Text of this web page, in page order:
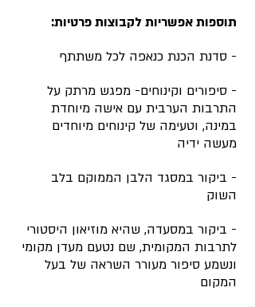
תוספות אפשריות לקבוצות פרטיות:
- סדנת הכנת כנאפה לכל משתתף
- סיפורים וקינוחים- מפגש מרתק על
התרבות הערבית עם אישה מיוחדת
במינה, וטעימה של קינוחים מיוחדים
מעשה ידיה
- ביקור במסגד הלבן הממוקם בלב
השוק
- ביקור במסעדה, שהיא מוזיאון היסטורי
לתרבות המקומית, שם נטעם מעדן מקומי
ונשמע סיפור מעורר השראה של בעל
המקום